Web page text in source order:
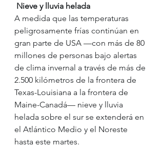
Nieve y lluvia helada
A medida que las temperaturas
peligrosamente frías continúan en
gran parte de USA —con más de 80
millones de personas bajo alertas
de clima invernal a través de más de
2.500 kilómetros de la frontera de
Texas-Louisiana a la frontera de
Maine-Canadá— nieve y lluvia
helada sobre el sur se extenderá en
el Atlántico Medio y el Noreste
hasta este martes.